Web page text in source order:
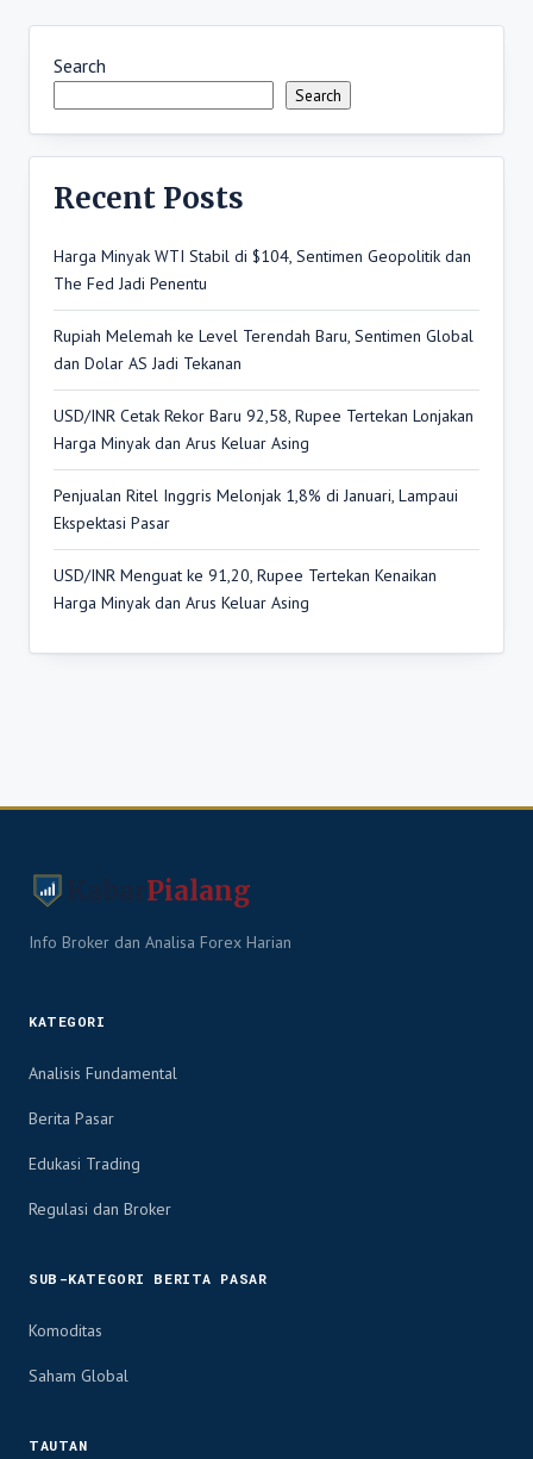
Search
Search
Recent Posts
Harga Minyak WTI Stabil di $104, Sentimen Geopolitik dan
The Fed Jadi Penentu
Rupiah Melemah ke Level Terendah Baru, Sentimen Global
dan Dolar AS Jadi Tekanan
USD/INR Cetak Rekor Baru 92,58, Rupee Tertekan Lonjakan
Harga Minyak dan Arus Keluar Asing
Penjualan Ritel Inggris Melonjak 1,8% di Januari, Lampaui
Ekspektasi Pasar
USD/INR Menguat ke 91,20, Rupee Tertekan Kenaikan
Harga Minyak dan Arus Keluar Asing
Pialang
Info Broker dan Analisa Forex Harian
KATEGORI
Analisis Fundamental
Berita Pasar
Edukasi Trading
Regulasi dan Broker
SUB-KATEGORI BERITA PASAR
Komoditas
Saham Global
TAUTAN